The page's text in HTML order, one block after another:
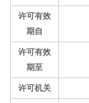
许可有效
期自
许可有效
期至
许可机关